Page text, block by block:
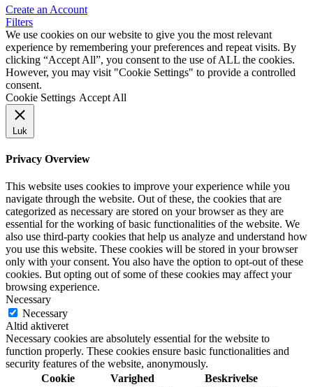
Create an Account
Filters
We use cookies on our website to give you the most relevant
experience by remembering your preferences and repeat visits. By
clicking “Accept All”, you consent to the use of ALL the cookies.
However, you may visit "Cookie Settings" to provide a controlled
consent.
Cookie Settings Accept All
Luk
Privacy Overview
This website uses cookies to improve your experience while you
navigate through the website. Out of these, the cookies that are
categorized as necessary are stored on your browser as they are
essential for the working of basic functionalities of the website. We
also use third-party cookies that help us analyze and understand how
you use this website. These cookies will be stored in your browser
only with your consent. You also have the option to opt-out of these
cookies. But opting out of some of these cookies may affect your
browsing experience.
Necessary
Necessary
Altid aktiveret
Necessary cookies are absolutely essential for the website to
function properly. These cookies ensure basic functionalities and
security features of the website, anonymously.
Cookie
Varighed Beskrivelse